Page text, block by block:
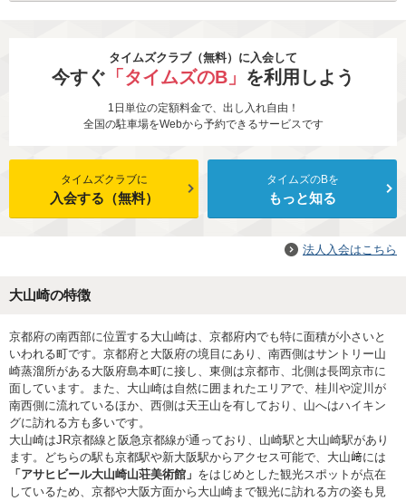
タイムズクラブ（無料）に入会して
今すぐ 「タイムズのB」 を利用しよう
1日単位の定額料金で、出し入れ自由！
全国の駐車場をWebから予約できるサービスです
タイムズクラブに
入会する（無料）
タイムズのBを
もっと知る
法人入会はこちら
大山崎の特徴
京都府の南西部に位置する大山崎は、京都府内でも特に面積が小さいと
いわれる町です。京都府と大阪府の境目にあり、南西側はサントリー山
崎蒸溜所がある大阪府島本町に接し、東側は京都市、北側は長岡京市に
面しています。また、大山崎は自然に囲まれたエリアで、桂川や淀川が
南西側に流れているほか、西側は天王山を有しており、山へはハイキン
グに訪れる方も多いです。
大山崎はJR京都線と阪急京都線が通っており、山崎駅と大山崎駅があり
ます。どちらの駅も京都駅や新大阪駅からアクセス可能で、大山﨑には
「アサヒビール大山崎山荘美術館」 をはじめとした観光スポットが点在
しているため、京都や大阪方面から大山崎まで観光に訪れる方の姿も見